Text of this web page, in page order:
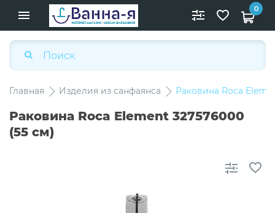
0
Главная Изделия из санфаянса Раковина Roca
Раковина Roca Element 327576000
(55 см)